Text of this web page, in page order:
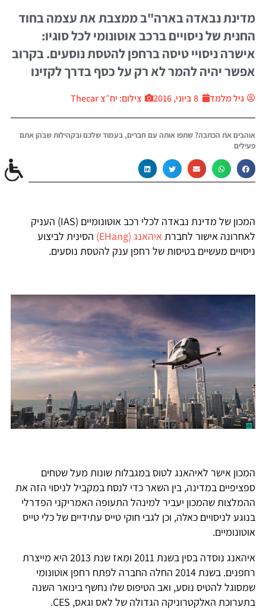
מדינת נבאדה בארה"ב ממצבת את עצמה בחוד
החנית של ניסויים ברכב אוטונומי לכל סוגיו:
אישרה ניסויי טיסה ברחפן להטסת נוסעים. בקרוב
אפשר יהיה להמר לא רק על כסף בדרך לקזינו
גיל מלמד 8 ביוני, 2016 צילום: יח״צ Thecar
אוהבים את הכתבה? שתפו אותה עם חברים, בעמוד שלכם ובקהילות שבהן אתם
פעילים
המכון של מדינת נבאדה לכלי רכב אוטונומיים (IAS) העניק
לאחרונה אישור לחברתאיהאנג (EHang)
הסינית לביצוע
ניסויים מעשיים בטיסות של רחפן ענק להטסת נוסעים.
המכון אישר לאיהאנג לטוס במגבלות שונות מעל שטחים
ספציפיים במדינה, בין השאר כדי לנסח במקביל לניסוי הזה את
ההמלצות שהמכון יעביר למינהל התעופה האמריקני הפדרלי
בנוגע לניסויים כאלה, וכן לגבי חוקי טייס עתידיים של כלי טייס
אוטונומיים.
איהאנג נוסדה בסין בשנת 2011 ומאז שנת 2013 היא מייצרת
רחפנים. בשנת 2014 החלה החברה לפתח רחפן אוטונומי
שמסוגל להטיס נוסע, ואב הטיפוס שלו נחשף בינואר השנה
בתערוכת האלקטרוניקה הגדולה של לאס וגאס, CES.